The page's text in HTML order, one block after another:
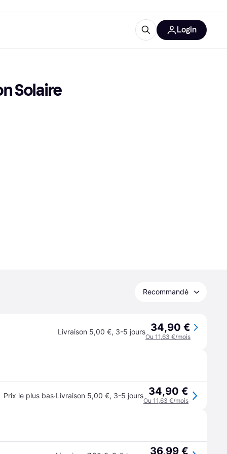
Login
Solaire
Recommandé
Livraison 5,00 €, 3-5 jours 34,90 €
Ou 11,63 €/mois
Prix le plus bas·Livraison 5,00 €, 3-5 jours 34,90 €
Ou 11,63 €/mois
36,99 €